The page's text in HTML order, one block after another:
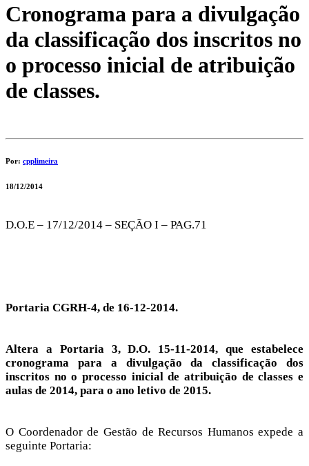
Cronograma para a divulgação
da classificação dos inscritos no
o processo inicial de atribuição
de classes.
Por: cpplimeira
18/12/2014
D.O.E – 17/12/2014 – SEÇÃO I – PAG.71
Portaria CGRH-4, de 16-12-2014.
Altera a Portaria 3, D.O. 15-11-2014, que estabelece
cronograma para a divulgação da classificação dos
inscritos no o processo inicial de atribuição de classes e
aulas de 2014, para o ano letivo de 2015.
O Coordenador de Gestão de Recursos Humanos expede a
seguinte Portaria: